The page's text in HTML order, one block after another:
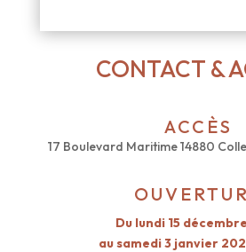
CONTACT &
ACCÈS
17 Boulevard Maritime14880
Du lundi 15
au samedi 3 janvier